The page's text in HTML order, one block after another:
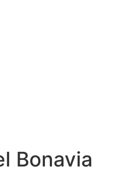
Bonavia